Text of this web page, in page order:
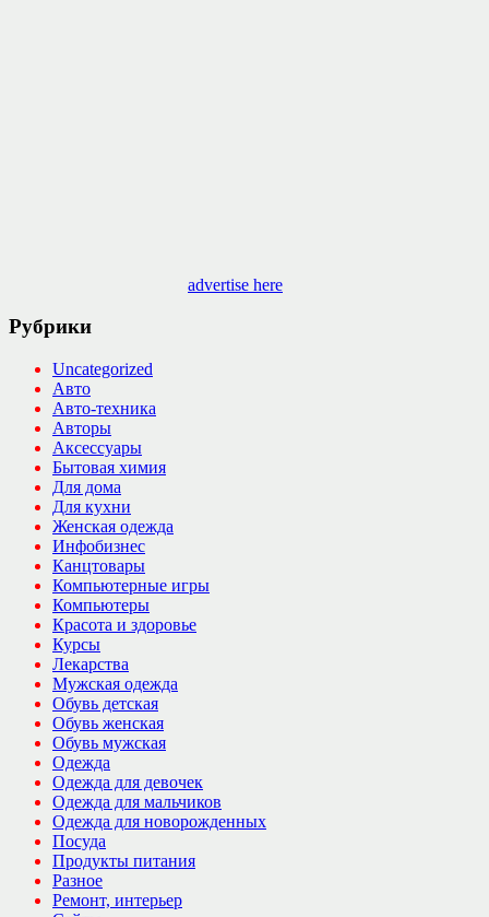
advertise here
Рубрики
Uncategorized
Авто
Авто-техника
Авторы
Аксессуары
Бытовая химия
Для дома
Для кухни
Женская одежда
Инфобизнес
Канцтовары
Компьютерные игры
Компьютеры
Красота и здоровье
Курсы
Лекарства
Мужская одежда
Обувь детская
Обувь женская
Обувь мужская
Одежда
Одежда для девочек
Одежда для мальчиков
Одежда для новорожденных
Посуда
Продукты питания
Разное
Ремонт, интерьер